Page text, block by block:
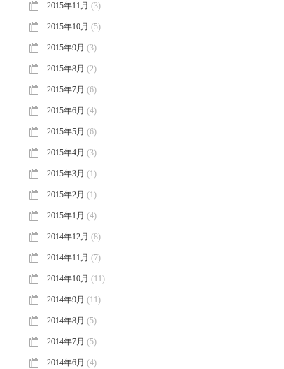
2015年11月 (3)
2015年10月 (5)
2015年9月 (3)
2015年8月 (2)
2015年7月 (6)
2015年6月 (4)
2015年5月 (6)
2015年4月 (3)
2015年3月 (1)
2015年2月 (1)
2015年1月 (4)
2014年12月 (8)
2014年11月 (7)
2014年10月 (11)
2014年9月 (11)
2014年8月 (5)
2014年7月 (5)
2014年6月 (4)